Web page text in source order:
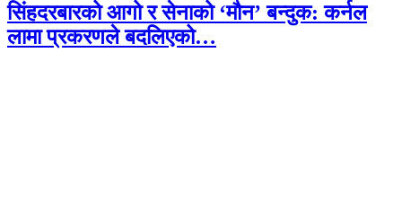
सिंहदरबारको आगो र सेनाको ‘मौन’ बन्दुक: कर्नल
लामा प्रकरणले बदलिएको…